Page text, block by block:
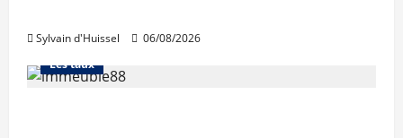
Sylvain d'Huissel 06/08/2026
Abonnés Financement
Les taux